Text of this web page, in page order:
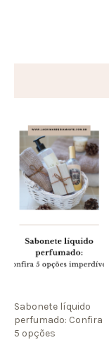
Sabonete líquido
perfumado: Confira
5 opções